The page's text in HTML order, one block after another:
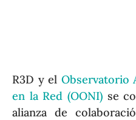
R3D y el Observatorio
en la Red (OONI) se
alianza de